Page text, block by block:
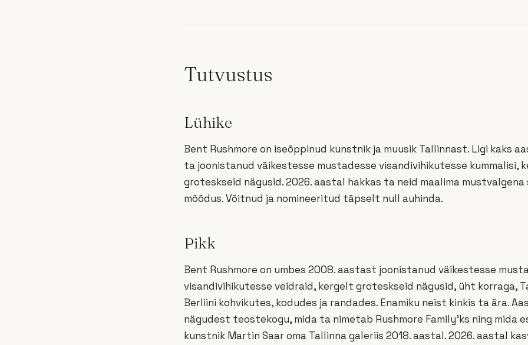
Tutvustus
Lühike
Bent Rushmore on iseõppinud kunstnik ja muusik Tallinnast. Ligi kaks
ta joonistanud väikestesse mustadesse visandivihikutesse kummalisi,
groteskseid nägusid. 2026. aastal hakkas ta neid maalima mustvalgena
mõõdus. Võitnud ja nomineeritud täpselt null auhinda.
Pikk
Bent Rushmore on umbes 2008. aastast joonistanud väikestesse
visandivihikutesse veidraid, kergelt groteskseid nägusid, üht korraga,
Berliini kohvikutes, kodudes ja randades. Enamiku neist kinkis ta ära.
nägudest teostekogu, mida ta nimetab Rushmore Family’ks ning mida
kunstnik Martin Saar oma Tallinna galeriis 2018. aastal. 2026. aastal